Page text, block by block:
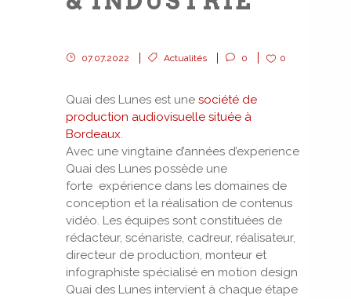
07.07.2022 Actualités 0 0
Quai des Lunes est une société de
production audiovisuelle située à
Bordeaux.
Avec une vingtaine d’années d’experience
Quai des Lunes possède une
forte expérience dans les domaines de
conception et la réalisation de contenus
vidéo. Les équipes sont constituées de
rédacteur, scénariste, cadreur, réalisateur,
directeur de production, monteur et
infographiste spécialisé en motion design
Quai des Lunes intervient à chaque étape